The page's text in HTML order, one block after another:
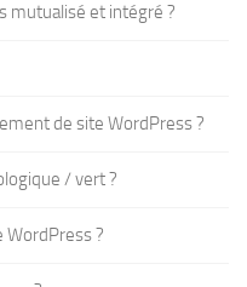
mutualisé et intégré ?
de site WordPress ?
/ vert ?
?